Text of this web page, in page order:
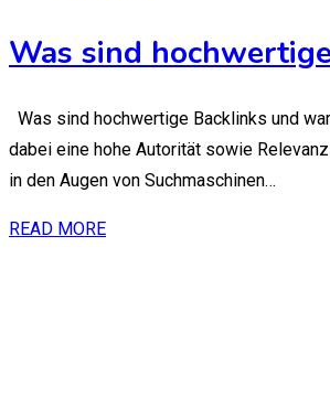
Was sind
Was sind hochwertige Backlinks und
dabei eine hohe Autorität sowie
in den Augen von Suchmaschinen…
READ MORE